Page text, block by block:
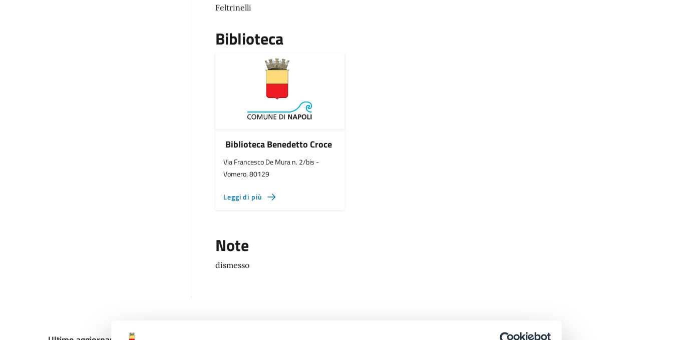
Feltrinelli
Biblioteca
Biblioteca Benedetto Croce
Via Francesco De Mura n. 2/bis -
Vomero, 80129
Leggi di più
Note
dismesso